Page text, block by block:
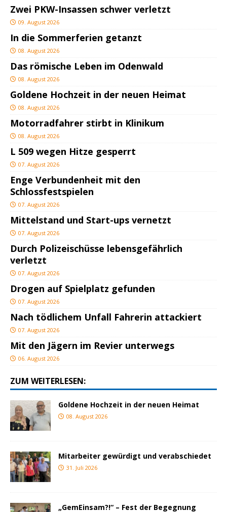
Zwei PKW-Insassen schwer verletzt
09. August 2026
In die Sommerferien getanzt
08. August 2026
Das römische Leben im Odenwald
08. August 2026
Goldene Hochzeit in der neuen Heimat
08. August 2026
Motorradfahrer stirbt in Klinikum
08. August 2026
L 509 wegen Hitze gesperrt
07. August 2026
Enge Verbundenheit mit den
Schlossfestspielen
07. August 2026
Mittelstand und Start-ups vernetzt
07. August 2026
Durch Polizeischüsse lebensgefährlich
verletzt
07. August 2026
Drogen auf Spielplatz gefunden
07. August 2026
Nach tödlichem Unfall Fahrerin attackiert
07. August 2026
Mit den Jägern im Revier unterwegs
06. August 2026
ZUM WEITERLESEN:
Goldene Hochzeit in der neuen Heimat
08. August 2026
Mitarbeiter gewürdigt und verabschiedet
31. Juli 2026
„GemEinsam?!“ – Fest der Begegnung